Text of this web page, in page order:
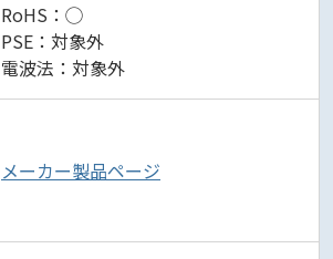
RoHS：◯
PSE：対象外
電波法：対象外
メーカー製品ページ